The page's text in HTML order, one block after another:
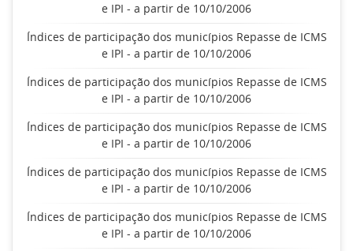
e IPI - a partir de 10/10/2006
Índices de participação dos municípios Repasse de ICMS
e IPI - a partir de 10/10/2006
Índices de participação dos municípios Repasse de ICMS
e IPI - a partir de 10/10/2006
Índices de participação dos municípios Repasse de ICMS
e IPI - a partir de 10/10/2006
Índices de participação dos municípios Repasse de ICMS
e IPI - a partir de 10/10/2006
Índices de participação dos municípios Repasse de ICMS
e IPI - a partir de 10/10/2006